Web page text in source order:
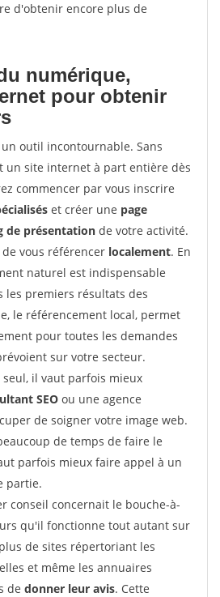
d'obtenir encore plus de
numérique,
pour obtenir
outil incontournable. Sans
un site internet à part entière dès
commencer par vous inscrire
et créer une page
de présentation de votre activité.
vous référencer localement. En
naturel est indispensable
les premiers résultats des
le référencement local, permet
pour toutes les demandes
sur votre secteur.
il vaut parfois mieux
SEO ou une agence
de soigner votre image web.
de temps de faire le
parfois mieux faire appel à un
partie.
conseil concernait le bouche-à-
qu'il fonctionne tout autant sur
de sites répertoriant les
et même les annuaires
de donner leur avis. Cette